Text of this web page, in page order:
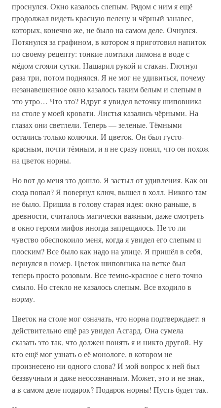
проснулся. Окно казалось слепым. Рядом с ним я ещё
продолжал видеть красную пелену и чёрный занавес,
которых, конечно же, не было на самом деле. Очнулся.
Потянулся за графином, в котором я приготовил напиток
по своему рецепту: тонкие ломтики лимона в воде с
мёдом стояли сутки. Нашарил рукой и стакан. Глотнул
раза три, потом поднялся. Я не мог не удивиться, почему
незанавешенное окно казалось таким белым и слепым в
это утро… Что это? Вдруг я увидел веточку шиповника
на столе у моей кровати. Листья казались чёрными. На
глазах они светлели. Теперь — зеленые. Тёмными
остались только колючки. И цветок. Он был густо-
красным, почти тёмным, и я не сразу понял, что он похож
на цветок норны.
Но вот до меня это дошло. Я застыл от удивления. Как он
сюда попал? Я повернул ключ, вышел в холл. Никого там
не было. Пришла в голову старая идея: окно раньше, в
древности, считалось магически важным, даже смотреть
в окно героям мифов иногда запрещалось. Не то ли
чувство обеспокоило меня, когда я увидел его слепым и
плоским? Все было как надо на улице. Я пришёл в себя,
вернулся в номер. Цветок шиповника на ветке был
теперь просто розовым. Все темно-красное с него точно
смыло. Но стекло не казалось слепым. Все входило в
норму.
Цветок на столе мог означать, что норна подтверждает: я
действительно ещё раз увидел Асгард. Она сумела
сказать это так, что должен понять я и никто другой. Ну
кто ещё мог узнать о её монологе, в котором не
произнесено ни одного слова? И мой вопрос к ней был
беззвучным и даже неосознанным. Может, это и не знак,
а в самом деле подарок? Подарок норны! Пусть будет так.